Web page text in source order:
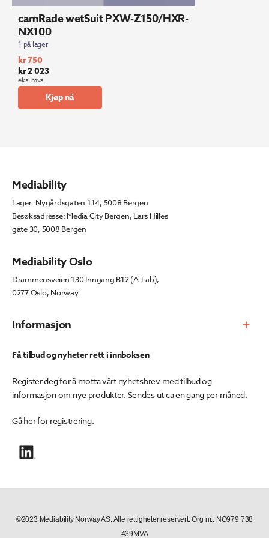
camRade wetSuit PXW-Z150/HXR-
NX100
1 på lager
kr2 023
Opprinnelig
pris
kr750
Nåværende
pris
eks. mva.
Kjøp nå
Informasjon
Mediability
Lager: Nygårdsgaten 114, 5008 Bergen
Besøksadresse: Media City Bergen, Lars Hilles
gate 30, 5008 Bergen
Mediability Oslo
Drammensveien 130 Inngang B12 (A-Lab),
0277 Oslo, Norway
Få tilbud og nyheter rett i innboksen
Register deg for å motta vårt nyhetsbrev med tilbud og
informasjon om nye produkter. Sendes ut ca en gang per måned.
Gåherfor registrering.
©2023 Mediability Norway AS. Alle rettigheter reservert. Org nr.: NO979 738
439MVA